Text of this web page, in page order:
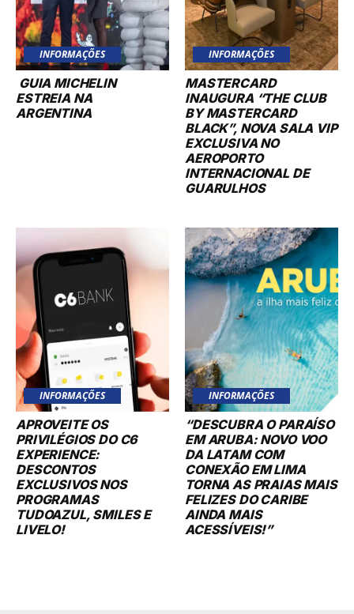
INFORMAÇÕES
GUIA MICHELIN
ESTREIA NA
ARGENTINA
INFORMAÇÕES
MASTERCARD
INAUGURA “THE CLUB
BY MASTERCARD
BLACK”, NOVA SALA VIP
EXCLUSIVA NO
AEROPORTO
INTERNACIONAL DE
GUARULHOS
INFORMAÇÕES
APROVEITE OS
PRIVILÉGIOS DO C6
EXPERIENCE:
DESCONTOS
EXCLUSIVOS NOS
PROGRAMAS
TUDOAZUL, SMILES E
LIVELO!
INFORMAÇÕES
“DESCUBRA O PARAÍSO
EM ARUBA: NOVO VOO
DA LATAM COM
CONEXÃO EM LIMA
TORNA AS PRAIAS MAIS
FELIZES DO CARIBE
AINDA MAIS
ACESSÍVEIS!”